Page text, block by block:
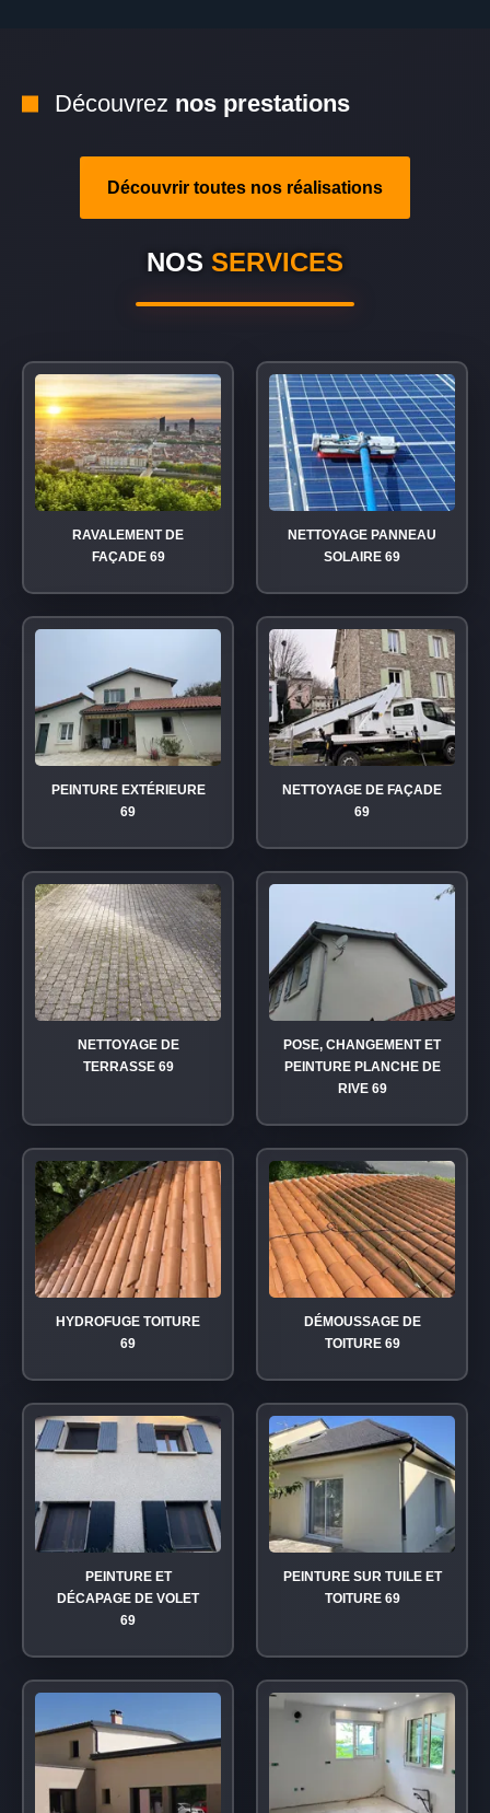
Découvrez nos prestations
Découvrir toutes nos réalisations
NOS SERVICES
RAVALEMENT DE
FAÇADE 69
NETTOYAGE PANNEAU
SOLAIRE 69
PEINTURE EXTÉRIEURE
69
NETTOYAGE DE FAÇADE
69
NETTOYAGE DE
TERRASSE 69
POSE, CHANGEMENT ET
PEINTURE PLANCHE DE
RIVE 69
HYDROFUGE TOITURE
69
DÉMOUSSAGE DE
TOITURE 69
PEINTURE ET
DÉCAPAGE DE VOLET
69
PEINTURE SUR TUILE ET
TOITURE 69